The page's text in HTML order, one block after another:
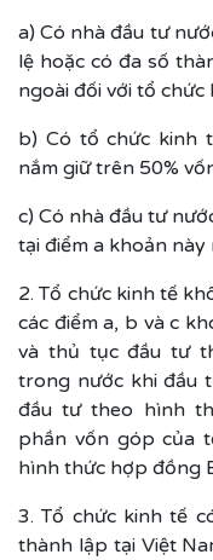
a) Có nhà đầu tư
lệ hoặc có đa số
ngoài đối với tổ
b) Có tổ chức kinh
nắm giữ trên 50%
c) Có nhà đầu tư
tại điểm a khoản này
2. Tổ chức kinh tế
các điểm a, b và c
và thủ tục đầu tư
trong nước khi đầu
đầu tư theo hình
phần vốn góp của
hình thức hợp đồng
3. Tổ chức kinh tế
thành lập tại Việt